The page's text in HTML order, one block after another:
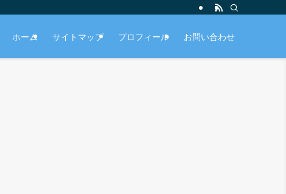
ホーム サイトマップ プロフィール お問い合わせ